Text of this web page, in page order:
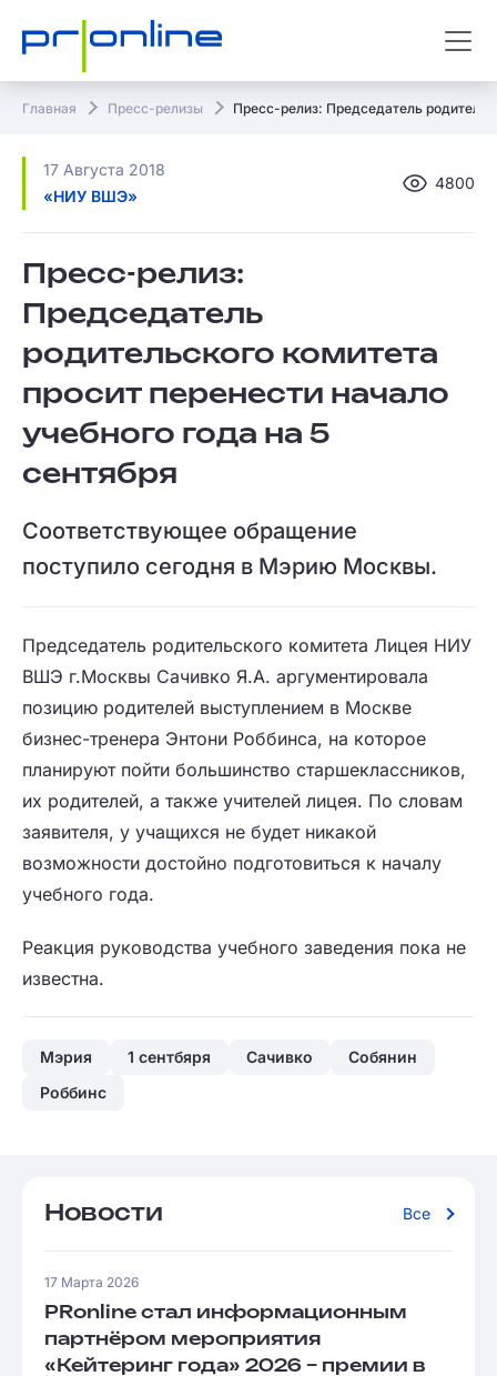
Главная Пресс-релизы Пресс-релиз: Председатель
17 Августа 2018
«НИУ ВШЭ»
4800
Пресс-релиз:
Председатель
родительского комитета
просит перенести начало
учебного года на 5
сентября
Соответствующее обращение
поступило сегодня в Мэрию Москвы.
Председатель родительского комитета Лицея НИУ
ВШЭ г.Москвы Сачивко Я.А. аргументировала
позицию родителей выступлением в Москве
бизнес-тренера Энтони Роббинса, на которое
планируют пойти большинство старшеклассников,
их родителей, а также учителей лицея. По словам
заявителя, у учащихся не будет никакой
возможности достойно подготовиться к началу
учебного года.
Реакция руководства учебного заведения пока не
известна.
Мэрия 1 сентбяря Сачивко
Собянин
Роббинс
Новости Все
17 Марта 2026
PRonline стал информационным
партнёром мероприятия
«Кейтеринг года» 2026 – премии в